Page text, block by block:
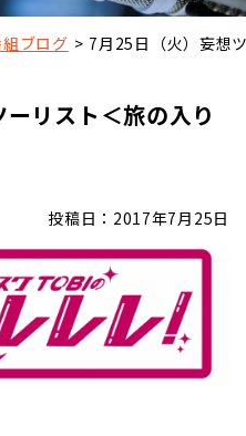
ブログ 7月25日（火）妄想
リスト＜旅の入り
投稿日：2017年7月25日